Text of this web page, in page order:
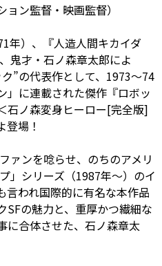
ン監督・映画監督）
年）、『人造人間キカイダ
鬼才・石ノ森章太郎によ
”の代表作として、1973～74
」に連載された傑作『ロボッ
石ノ森変身ヒーロー[完全版]
場！
ァンを唸らせ、のちのアメリ
」シリーズ（1987年～）のイ
言われ国際的に有名な本作品
SFの魅力と、重厚かつ繊細な
に合体させた、石ノ森章太